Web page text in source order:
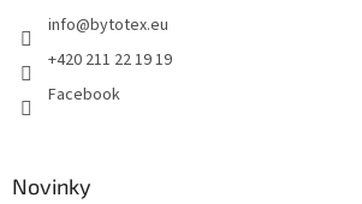
info@bytotex.eu
+420 211 22 19 19
Facebook
Novinky